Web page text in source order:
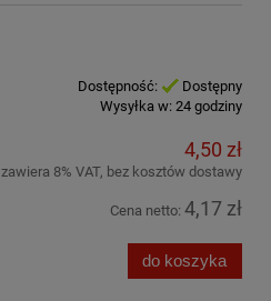
Dostępność:
Dostępny
Wysyłka w: 24 godziny
4,50 zł
zawiera 8% VAT, bez kosztów dostawy
Cena netto: 4,17 zł
do koszyka